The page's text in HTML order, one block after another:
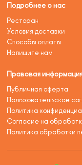
Подробнее о нас
Ресторан
Условия доставки
Способы оплаты
Напишите нам
Правовая
Публичная оферта
Пользовательское
Политика
Согласие на
Политика обработки